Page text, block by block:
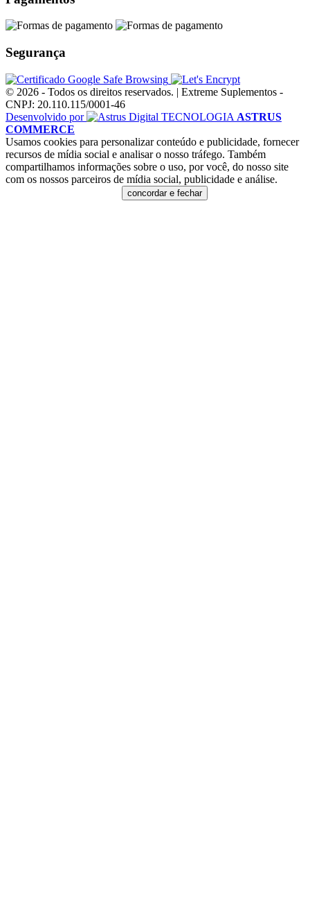
Segurança
© 2026 - Todos os direitos reservados. | Extreme Suplementos -
CNPJ: 20.110.115/0001-46
Desenvolvido por
TECNOLOGIA ASTRUS
COMMERCE
Usamos cookies para personalizar conteúdo e publicidade, fornecer
recursos de mídia social e analisar o nosso tráfego. Também
compartilhamos informações sobre o uso, por você, do nosso site
com os nossos parceiros de mídia social, publicidade e análise.
concordar e fechar